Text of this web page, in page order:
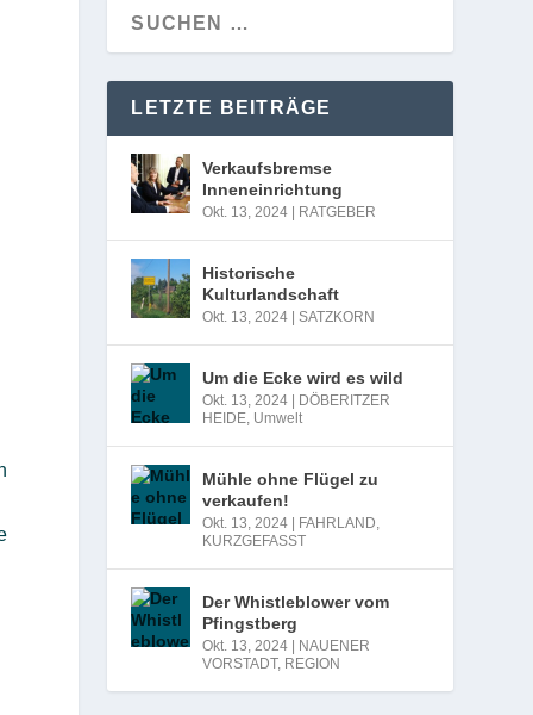
LETZTE BEITRÄGE
Verkaufsbremse
Inneneinrichtung
Okt. 13, 2024 RATGEBER
Historische
Kulturlandschaft
Okt. 13, 2024 |SATZKORN
Um die Ecke wird es wild
Okt. 13, 2024
DÖBERITZER
HEIDE, Umwelt
Mühle ohne Flügel zu
verkaufen!
Okt. 13, 2024 FAHRLAND,
KURZGEFASST
Der Whistleblower vom
Pfingstberg
Okt. 13, 2024
NAUENER
VORSTADT, REGION